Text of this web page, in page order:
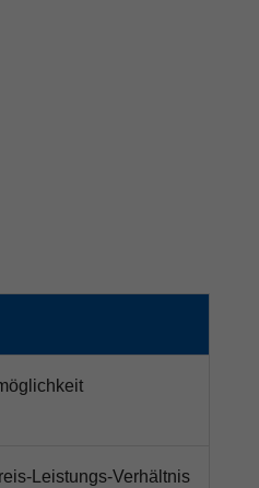
Leistungs-Verhältnis